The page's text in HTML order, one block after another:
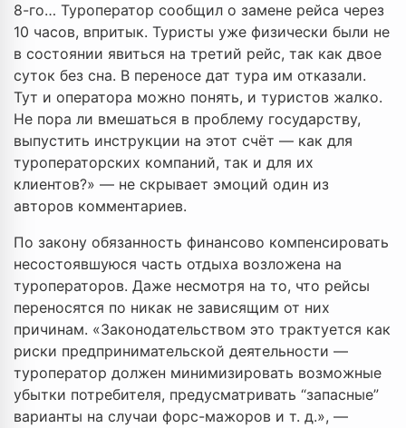
8-го… Туроператор сообщил о замене рейса через
10 часов, впритык. Туристы уже физически были не
в состоянии явиться на третий рейс, так как двое
суток без сна. В переносе дат тура им отказали.
Тут и оператора можно понять, и туристов жалко.
Не пора ли вмешаться в проблему государству,
выпустить инструкции на этот счёт — как для
туроператорских компаний, так и для их
клиентов?» — не скрывает эмоций один из
авторов комментариев.
По закону обязанность финансово компенсировать
несостоявшуюся часть отдыха возложена на
туроператоров. Даже несмотря на то, что рейсы
переносятся по никак не зависящим от них
причинам. «Законодательством это трактуется как
риски предпринимательской деятельности —
туроператор должен минимизировать возможные
убытки потребителя, предусматривать “запасные”
варианты на случаи форс-мажоров и т. д.», —